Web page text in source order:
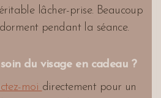
lâcher-prise. Beaucoup
pendant la séance.
du visage en cadeau ?
moi directement pour un